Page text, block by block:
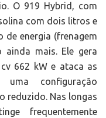
O 919 Hybrid, com
com dois litros e
de energia (frenagem
ainda mais. Ele gera
662 kW e ataca as
configuração
reduzido. Nas longas
frequentemente